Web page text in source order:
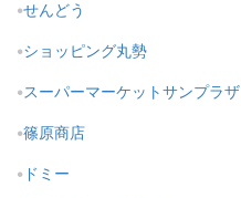
せんどう
ショッピング丸勢
スーパーマーケットサンプラザ
篠原商店
ドミー